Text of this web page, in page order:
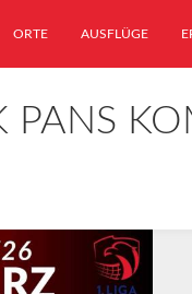
ORTE AUSFLÜGE
PANS